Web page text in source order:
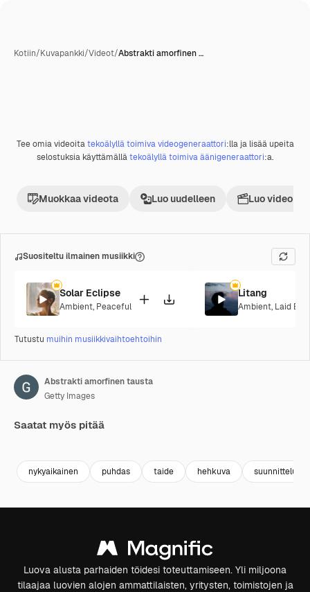
Kotiin/Kuvapankki/Videot/Abstrakti amorfinen …
Premium
Tee omia videoitatekoälyllä toimiva videogeneraattori:lla ja lisää upeita
selostuksia käyttämällätekoälyllä toimiva äänigeneraattori:a.
Muokkaa videota Luo uudelleen Luo
Suositeltu ilmainen musiikki
Solar Eclipse
Ambient, Peaceful
Litang
Ambient, Laid
Tutustu muihin musiikkivaihtoehtoihin
Abstrakti amorfinen tausta
Getty Images
Saatat myös pitää
nykyaikainen puhdas taide hehkuva suunnittelu
Luova alusta parhaiden töidesi toteuttamiseen. Yli miljoona
tilaajaa luovien alojen ammattilaisten, yritysten, toimistojen ja